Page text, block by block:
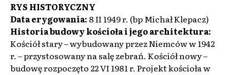
RYS HISTORYCZNY
Data erygowania: 8 II 1949 r. (bp Michał Klepacz)
Historia budowy kościoła i jego architektura:
Kościół stary – wybudowany przez Niemców w 1942
r. – przystosowany na salę zebrań. Kościół nowy –
budowę rozpoczęto 22 VI 1981 r. Projekt kościoła w